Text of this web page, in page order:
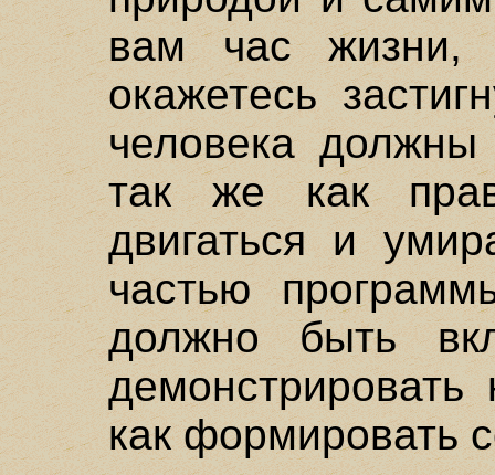
вам час жизни,
окажетесь
человека
так же как
двигаться и
частью
должно быть
как формировать